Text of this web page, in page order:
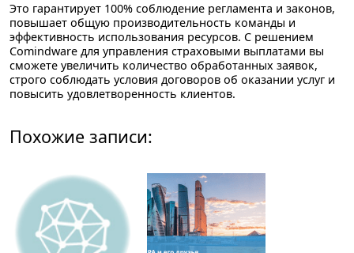
Это гарантирует 100% соблюдение регламента и законов,
повышает общую производительность команды и
эффективность использования ресурсов. С решением
Comindware для управления страховыми выплатами вы
сможете увеличить количество обработанных заявок,
строго соблюдать условия договоров об оказании услуг и
повысить удовлетворенность клиентов.
Похожие записи: